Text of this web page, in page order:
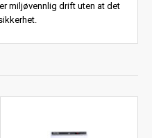
miljøvennlig drift uten at det